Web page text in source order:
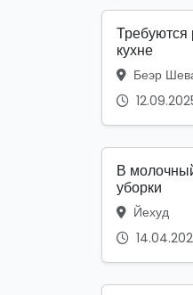
Требуются
кухне
Беэр
В
уборки
Йехуд